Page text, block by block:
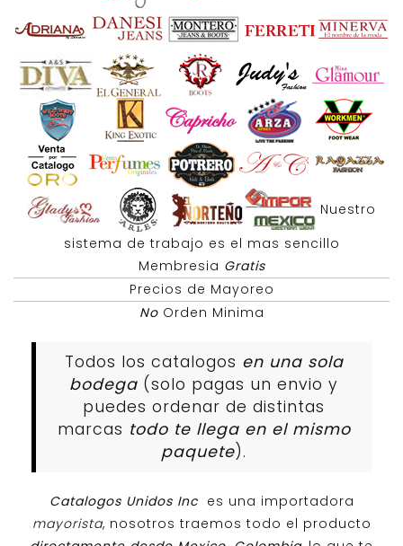
Nuestro
sistema de trabajo es el mas sencillo
Membresia Gratis
Precios de Mayoreo
NoOrden Minima
Todos los catalogos en una sola
bodega (solo pagas un envio y
puedes ordenar de distintas
marcas todo te llega en el mismo
paquete).
Catalogos Unidos Inc es una importadora
mayorista, nosotros traemos todo el producto